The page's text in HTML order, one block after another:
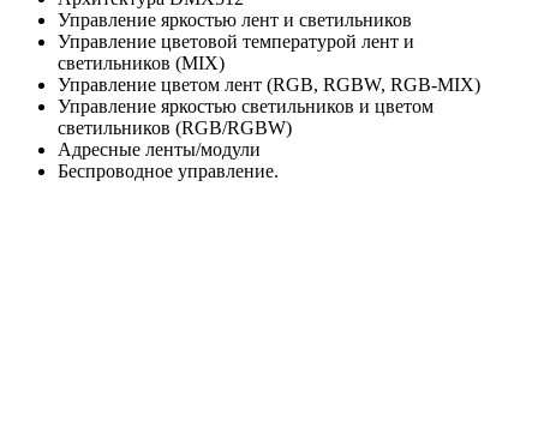
Управление яркостью лент и светильников
Управление цветовой температурой лент и
светильников (МIX)
Управление цветом лент (RGB, RGBW, RGB-MIX)
Управление яркостью светильников и цветом
светильников (RGB/RGBW)
Адресные ленты/модули
Беспроводное управление.